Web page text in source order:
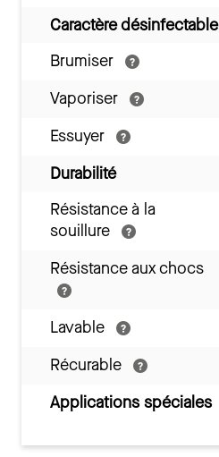
Caractère désinfectable
Brumiser
Vaporiser
Essuyer
Durabilité
Résistance à la
souillure
Résistance aux chocs
Lavable
Récurable
Applications spéciales